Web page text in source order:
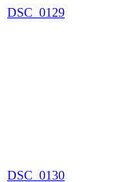
DSC_0129
DSC_0130